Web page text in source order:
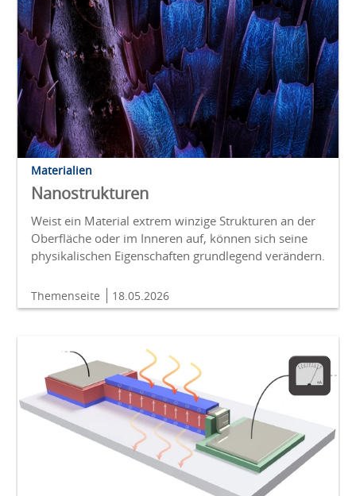
Materialien
Nanostrukturen
Weist ein Material extrem winzige Strukturen an der
Oberfläche oder im Inneren auf, können sich seine
physikalischen Eigenschaften grundlegend verändern.
Themenseite 18.05.2026